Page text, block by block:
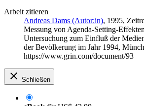
Arbeit zitieren
Andreas Dams (Autor:in), 1995,
Messung von Agenda-Setting-
Untersuchung zum Einfluß der
der Bevölkerung im Jahr 1994,
https://www.grin.com/document/93
Schließen